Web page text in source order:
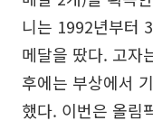
니는 1992년부터
메달을 땄다. 고자
후에는 부상에서
했다. 이번은 올림